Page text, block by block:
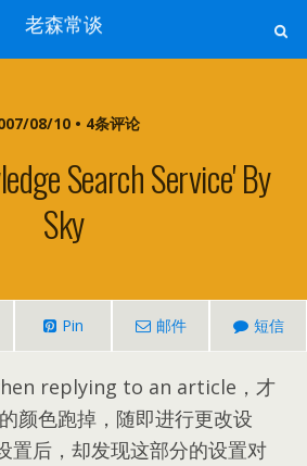
老森常谈
08/10 • 4条评论
Search Service' By
Sky
Pin 邮件 短信
replying to an article，才
颜色跑掉，随即进行更改设
置后，却发现这部分的设置对